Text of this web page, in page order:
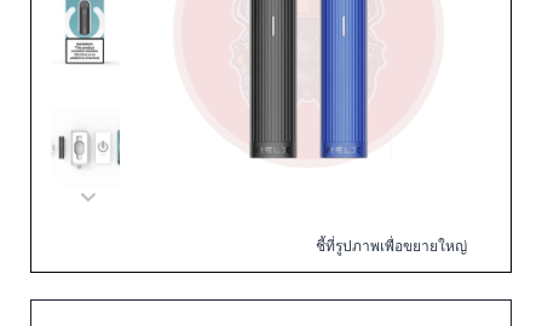
ชี้ที่รูปภาพเพื่อขยายใหญ่